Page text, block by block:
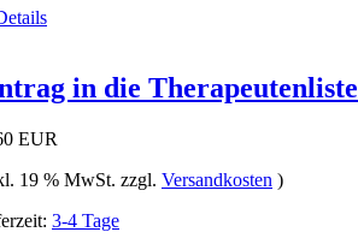
in die
EUR
19 % MwSt. zzgl. Versandkosten )
3-4 Tage